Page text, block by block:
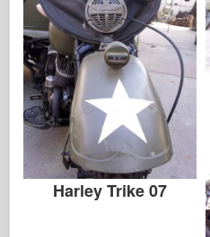
Harley Trike 07